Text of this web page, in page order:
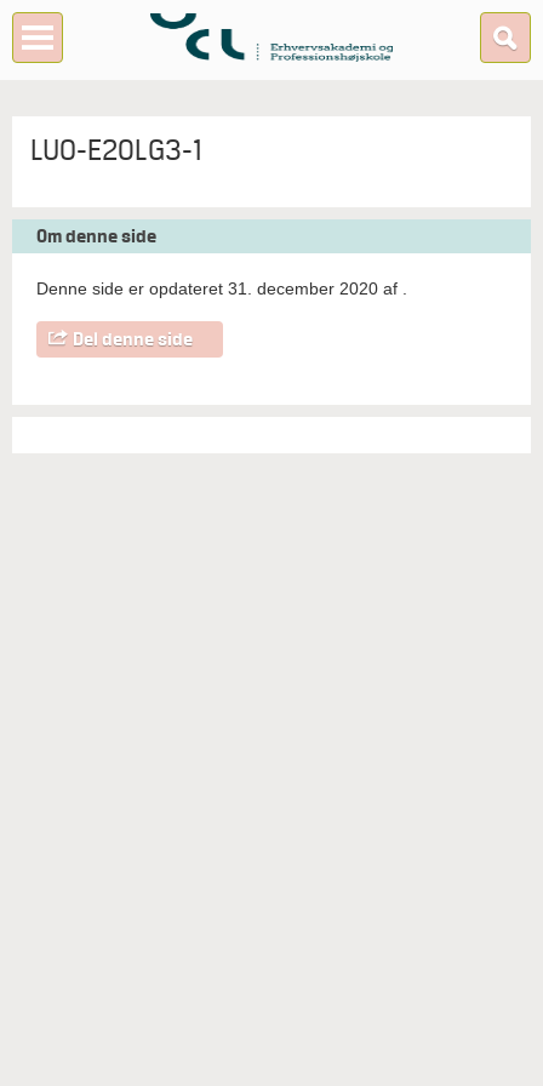
LUO-E20LG3-1
Om denne side
Denne side er opdateret 31. december 2020 af
Del denne side